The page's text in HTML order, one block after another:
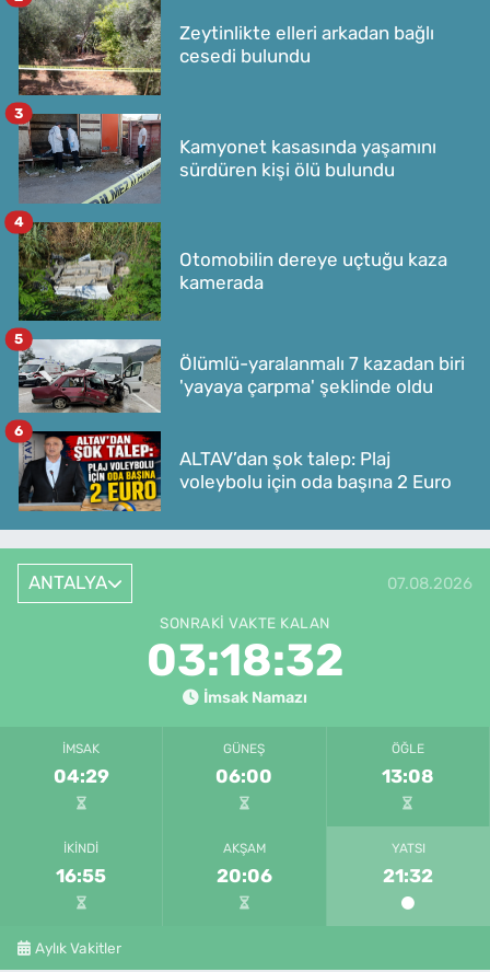
Zeytinlikte elleri arkadan bağlı
cesedi bulundu
Kamyonet kasasında yaşamını
sürdüren kişi ölü bulundu
3
Otomobilin dereye uçtuğu kaza
kamerada
4
Ölümlü-yaralanmalı 7 kazadan biri
'yayaya çarpma' şeklinde oldu
5
ALTAV’dan şok talep: Plaj
voleybolu için oda başına 2 Euro
6
ANTALYA 07.08.2026
SONRAKI VAKTE KALAN
03:18:32
İmsak Namazı
İMSAK
04:29
GÜNEŞ
06:00
ÖĞLE
13:08
İKINDI
16:55
AKŞAM
20:06
YATSI
21:32
Aylık Vakitler